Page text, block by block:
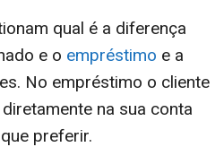
qual é a diferença
e o empréstimo e a
No empréstimo o cliente
diretamente na sua conta
preferir.